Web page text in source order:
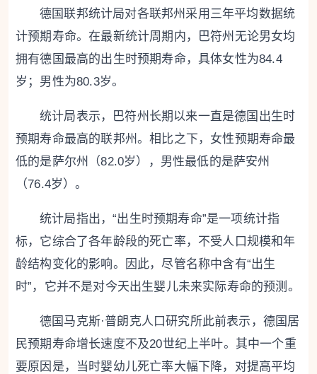
德国联邦统计局对各联邦州采用三年平均数据统
计预期寿命。在最新统计周期内，巴符州无论男女均
拥有德国最高的出生时预期寿命，具体女性为84.4
岁；男性为80.3岁。
统计局表示，巴符州长期以来一直是德国出生时
预期寿命最高的联邦州。相比之下，女性预期寿命最
低的是萨尔州（82.0岁），男性最低的是萨安州
（76.4岁）。
统计局指出，“出生时预期寿命”是一项统计指
标，它综合了各年龄段的死亡率，不受人口规模和年
龄结构变化的影响。因此，尽管名称中含有“出生
时”，它并不是对今天出生婴儿未来实际寿命的预测。
德国马克斯·普朗克人口研究所此前表示，德国居
民预期寿命增长速度不及20世纪上半叶。其中一个重
要原因是，当时婴幼儿死亡率大幅下降，对提高平均